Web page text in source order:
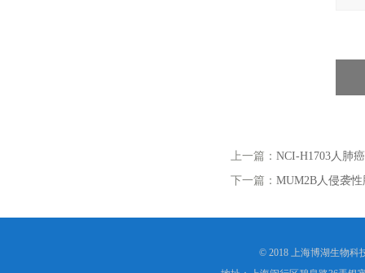
上一篇： NCI-H1703人肺
下一篇： MUM2B人侵袭
© 2018 上海博湖生物科